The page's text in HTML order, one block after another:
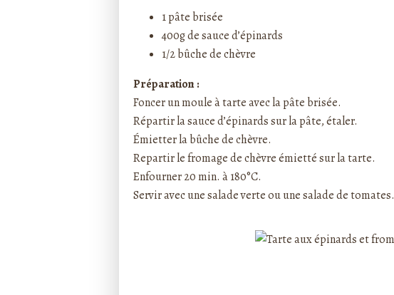
1 pâte brisée
400g desauce d’épinards
1/2 bûche de chèvre
Préparation :
Foncer un moule à tarte avec la pâte brisée.
Répartir la sauce d’épinards sur la pâte, étaler.
Émietter la bûche de chèvre.
Repartir le fromage de chèvre émietté sur la tarte.
Enfourner 20 min. à 180°C.
Servir avec une salade verte ou une salade de tomates.